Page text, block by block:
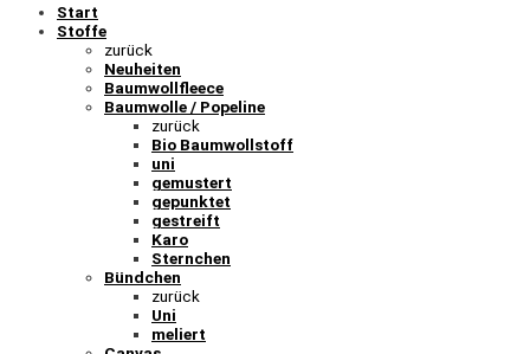
Start
Stoffe
zurück
Neuheiten
Baumwollfleece
Baumwolle / Popeline
zurück
Bio Baumwollstoff
uni
gemustert
gepunktet
gestreift
Karo
Sternchen
Bündchen
zurück
Uni
meliert